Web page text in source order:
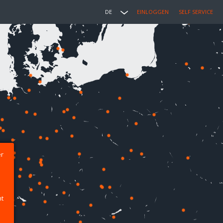
DE EINLOGGEN SELF SERVICE